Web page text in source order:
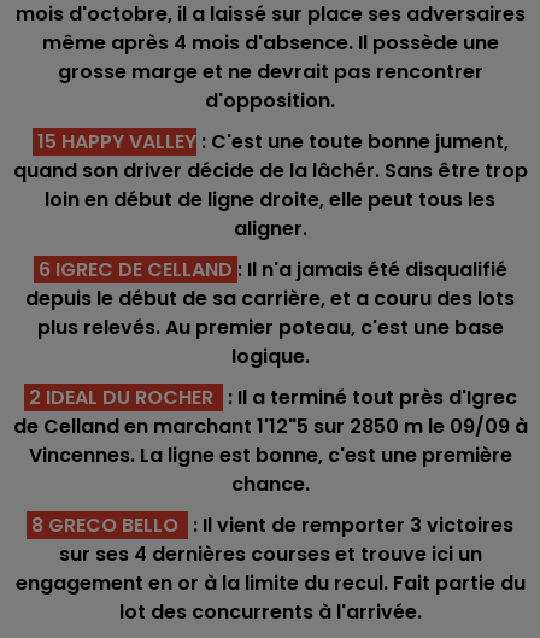
mois d'octobre, il a laissé sur place ses adversaires
même après 4 mois d'absence. Il possède une
grosse marge et ne devrait pas rencontrer
d'opposition.
15 HAPPY VALLEY: C'est une toute bonne jument,
quand son driver décide de la lâchér. Sans être trop
loin en début de ligne droite, elle peut tous les
aligner.
6 IGREC DE CELLAND : Il n'a jamais été disqualifié
depuis le début de sa carrière, et a couru des lots
plus relevés. Au premier poteau, c'est une base
logique.
2 IDEAL DU ROCHER : Il a terminé tout près d'Igrec
de Celland en marchant 1'12"5 sur 2850 m le 09/09 à
Vincennes. La ligne est bonne, c'est une première
chance.
8 GRECO BELLO : Il vient de remporter 3 victoires
sur ses 4 dernières courses et trouve ici un
engagement en or à la limite du recul. Fait partie du
lot des concurrents à l'arrivée.